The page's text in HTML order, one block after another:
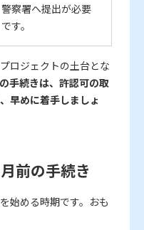
警察署へ提出が必要
です。
ロジェクトの土台とな
手続きは、許認可の取
早めに着手しましょ
前の手続き
始める時期です。おも